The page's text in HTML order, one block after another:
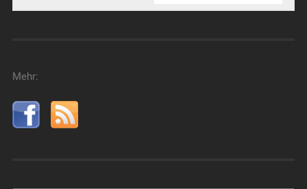
Mehr: